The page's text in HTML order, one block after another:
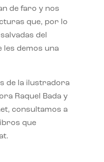
de faro y nos
que, por lo
del
les demos una
de la ilustradora
Raquel Bada y
consultamos a
que